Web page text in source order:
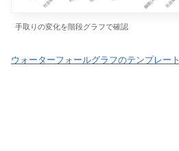
手取りの変化を階段グラフで確認
ウォーターフォールグラフのテンプレート